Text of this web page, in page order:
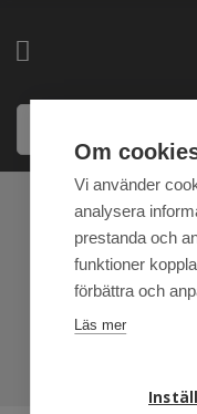
Om
Vi använder
analysera
prestanda och
funktioner
förbättra och
Läs mer